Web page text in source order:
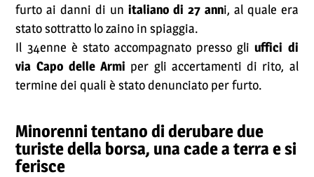
furto ai danni di un italiano di 27 anni, al quale era
stato sottratto lo zaino in spiaggia.
Il 34enne è stato accompagnato presso gli uffici di
via Capo delle Armi per gli accertamenti di rito, al
termine dei quali è stato denunciato per furto.
Minorenni tentano di derubare due
turiste della borsa, una cade a terra e si
ferisce